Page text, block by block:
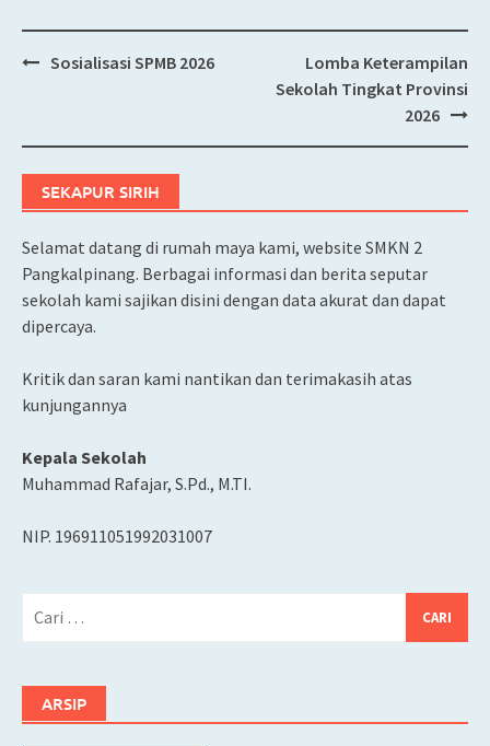
Sosialisasi SPMB 2026
Lomba Keterampilan
Sekolah Tingkat Provinsi
2026
SEKAPUR SIRIH
Selamat datang di rumah maya kami, website SMKN 2
Pangkalpinang. Berbagai informasi dan berita seputar
sekolah kami sajikan disini dengan data akurat dan dapat
dipercaya.
Kritik dan saran kami nantikan dan terimakasih atas
kunjungannya
Kepala Sekolah
Muhammad Rafajar, S.Pd., M.TI.
NIP. 196911051992031007
ARSIP